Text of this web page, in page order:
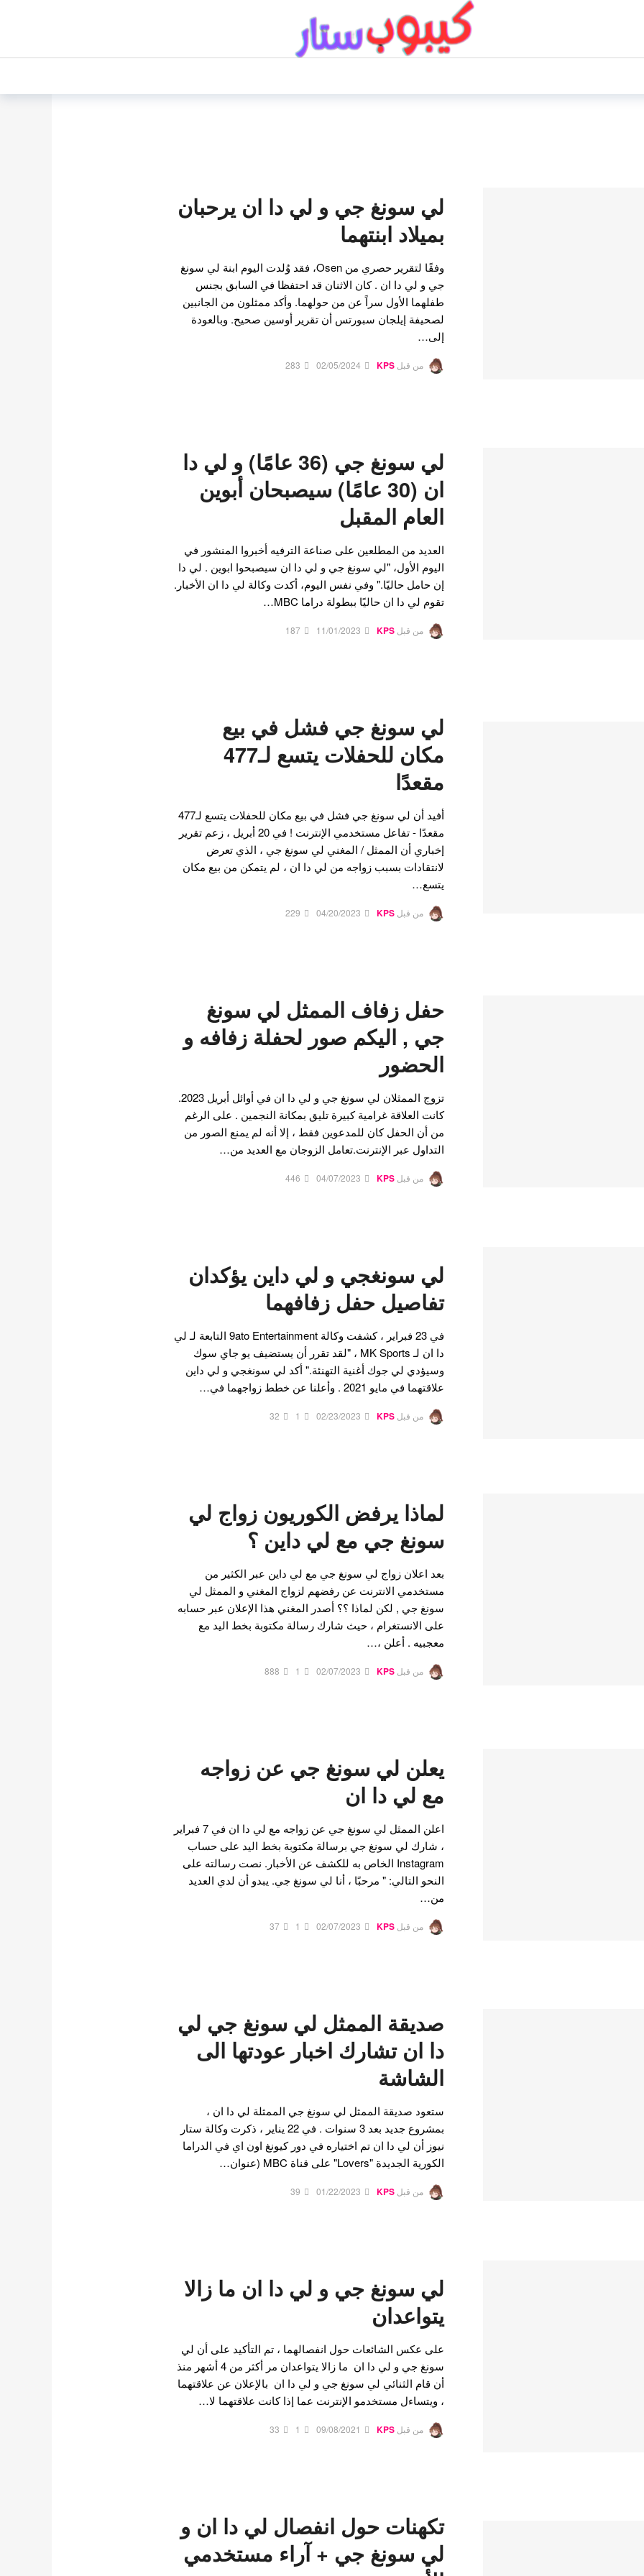
لي سونغ جي و لي دا ان يرحبان
بميلاد ابنتهما
وفقًا لتقرير حصري من Osen، فقد وُلدت اليوم ابنة لي سونغ
جي و لي دا ان . كان الاثنان قد احتفظا في السابق بجنس
طفلهما الأول سراً عن من حولهما. وأكد ممثلون من الجانبين
لصحيفة إيلجان سبورتس أن تقرير أوسين صحيح. وبالعودة
إلى…
من قبل KPS
02/05/2024
283
لي سونغ جي (36 عامًا) و لي دا
ان (30 عامًا) سيصبحان أبوين
العام المقبل
العديد من المطلعين على صناعة الترفيه أخبروا المنشور في
اليوم الأول، "لي سونغ جي و لي دا ان سيصبحوا ابوين . لي دا
إن حامل حاليًا." وفي نفس اليوم، أكدت وكالة لي دا ان الأخبار.
تقوم لي دا ان حاليًا ببطولة دراما MBC…
من قبل KPS
11/01/2023
187
لي سونغ جي فشل في بيع
مكان للحفلات يتسع لـ477
مقعدًا
أفيد أن لي سونغ جي فشل في بيع مكان للحفلات يتسع لـ477
مقعدًا - تفاعل مستخدمي الإنترنت ! في 20 أبريل ، زعم تقرير
إخباري أن الممثل / المغني لي سونغ جي ، الذي تعرض
لانتقادات بسبب زواجه من لي دا ان ، لم يتمكن من بيع مكان
يتسع…
من قبل KPS
04/20/2023
229
حفل زفاف الممثل لي سونغ
جي , اليكم صور لحفلة زفافه و
الحضور
تزوج الممثلان لي سونغ جي و لي دا ان في أوائل أبريل 2023.
كانت العلاقة غرامية كبيرة تليق بمكانة النجمين . على الرغم
من أن الحفل كان للمدعوين فقط ، إلا أنه لم يمنع الصور من
التداول عبر الإنترنت.تعامل الزوجان مع العديد من…
من قبل KPS
04/07/2023
446
لي سونغجي و لي داين يؤكدان
تفاصيل حفل زفافهما
في 23 فبراير ، كشفت وكالة 9ato Entertainment التابعة لـ لي
دا ان لـ MK Sports ، "لقد تقرر أن يستضيف يو جاي سوك
وسيؤدي لي جوك أغنية التهنئة." أكد لي سونغجي و لي داين
علاقتهما في مايو 2021 . وأعلنا عن خطط زواجهما في…
من قبل KPS
02/23/2023
1
32
لماذا يرفض الكوريون زواج لي
سونغ جي مع لي داين ؟
بعد اعلان زواج لي سونغ جي مع لي داين عبر الكثير من
مستخدمي الانترنت عن رفضهم لزواج المغني و الممثل لي
سونغ جي , لكن لماذا ؟؟ أصدر المغني هذا الإعلان عبر حسابه
على الانستغرام ، حيث شارك رسالة مكتوبة بخط اليد مع
معجبيه . أعلن ،…
من قبل KPS
02/07/2023
1
888
يعلن لي سونغ جي عن زواجه
مع لي دا ان
اعلن الممثل لي سونغ جي عن زواجه مع لي دا ان في 7 فبراير
، شارك لي سونغ جي برسالة مكتوبة بخط اليد على حساب
Instagram الخاص به للكشف عن الأخبار. نصت رسالته على
النحو التالي: " مرحبًا ، أنا لي سونغ جي. يبدو أن لدي العديد
من…
من قبل KPS
02/07/2023
1
37
صديقة الممثل لي سونغ جي لي
دا ان تشارك اخبار عودتها الى
الشاشة
ستعود صديقة الممثل لي سونغ جي الممثلة لي دا ان ،
بمشروع جديد بعد 3 سنوات . في 22 يناير ، ذكرت وكالة ستار
نيوز أن لي دا ان تم اختياره في دور كيونغ اون اي في الدراما
الكورية الجديدة "Lovers" على قناة MBC (عنوان…
من قبل KPS
01/22/2023
39
لي سونغ جي و لي دا ان ما زالا
يتواعدان
على عكس الشائعات حول انفصالهما ، تم التأكيد على أن لي
سونغ جي و لي دا ان ما زالا يتواعدان مر أكثر من 4 أشهر منذ
أن قام الثنائي لي سونغ جي و لي دا ان بالإعلان عن علاقتهما
، ويتساءل مستخدمو الإنترنت عما إذا كانت علاقتهما لا…
من قبل KPS
09/08/2021
1
33
تكهنات حول انفصال لي دا ان و
لي سونغ جي + آراء مستخدمي